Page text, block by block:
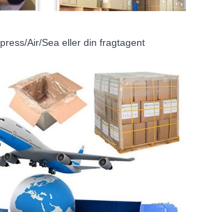
Air/Sea eller din fragtagent